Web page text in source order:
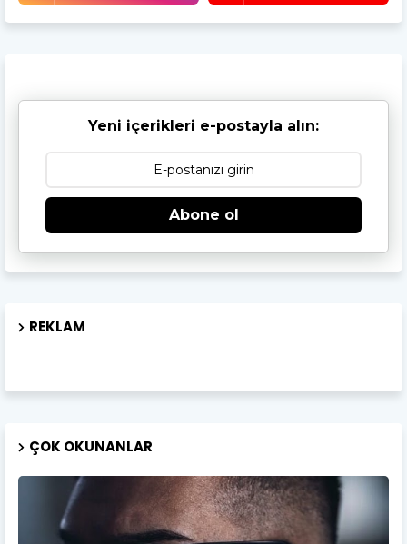
Yeni içerikleri e-postayla alın:
Abone ol
REKLAM
ÇOK OKUNANLAR